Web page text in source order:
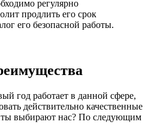
регулярно
продлить его срок
его безопасной работы.
год работает в данной сфере,
действительно качественные
выбирают нас? По следующим